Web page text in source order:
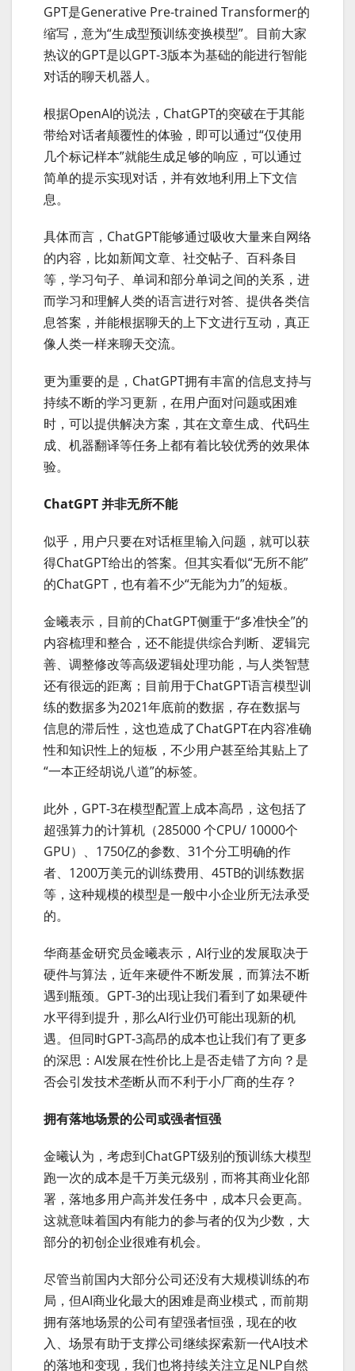
GPT是Generative Pre-trained Transformer的
缩写，意为“生成型预训练变换模型”。目前大家
热议的GPT是以GPT-3版本为基础的能进行智能
对话的聊天机器人。
根据OpenAI的说法，ChatGPT的突破在于其能
带给对话者颠覆性的体验，即可以通过“仅使用
几个标记样本”就能生成足够的响应，可以通过
简单的提示实现对话，并有效地利用上下文信
息。
具体而言，ChatGPT能够通过吸收大量来自网络
的内容，比如新闻文章、社交帖子、百科条目
等，学习句子、单词和部分单词之间的关系，进
而学习和理解人类的语言进行对答、提供各类信
息答案，并能根据聊天的上下文进行互动，真正
像人类一样来聊天交流。
更为重要的是，ChatGPT拥有丰富的信息支持与
持续不断的学习更新，在用户面对问题或困难
时，可以提供解决方案，其在文章生成、代码生
成、机器翻译等任务上都有着比较优秀的效果体
验。
ChatGPT 并非无所不能
似乎，用户只要在对话框里输入问题，就可以获
得ChatGPT给出的答案。但其实看似“无所不能”
的ChatGPT，也有着不少“无能为力”的短板。
金曦表示，目前的ChatGPT侧重于“多准快全”的
内容梳理和整合，还不能提供综合判断、逻辑完
善、调整修改等高级逻辑处理功能，与人类智慧
还有很远的距离；目前用于ChatGPT语言模型训
练的数据多为2021年底前的数据，存在数据与
信息的滞后性，这也造成了ChatGPT在内容准确
性和知识性上的短板，不少用户甚至给其贴上了
“一本正经胡说八道”的标签。
此外，GPT-3在模型配置上成本高昂，这包括了
超强算力的计算机（285000 个CPU/ 10000个
GPU）、1750亿的参数、31个分工明确的作
者、1200万美元的训练费用、45TB的训练数据
等，这种规模的模型是一般中小企业所无法承受
的。
华商基金研究员金曦表示，AI行业的发展取决于
硬件与算法，近年来硬件不断发展，而算法不断
遇到瓶颈。GPT-3的出现让我们看到了如果硬件
水平得到提升，那么AI行业仍可能出现新的机
遇。但同时GPT-3高昂的成本也让我们有了更多
的深思：AI发展在性价比上是否走错了方向？是
否会引发技术垄断从而不利于小厂商的生存？
拥有落地场景的公司或强者恒强
金曦认为，考虑到ChatGPT级别的预训练大模型
跑一次的成本是千万美元级别，而将其商业化部
署，落地多用户高并发任务中，成本只会更高。
这就意味着国内有能力的参与者的仅为少数，大
部分的初创企业很难有机会。
尽管当前国内大部分公司还没有大规模训练的布
局，但AI商业化最大的困难是商业模式，而前期
拥有落地场景的公司有望强者恒强，现在的收
入、场景有助于支撑公司继续探索新一代AI技术
的落地和变现，我们也将持续关注立足NLP自然